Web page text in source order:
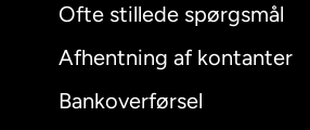
Ofte stillede spørgsmål
Afhentning af kontanter
Bankoverførsel